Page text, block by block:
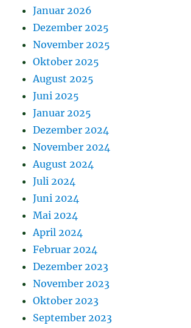
Januar 2026
Dezember 2025
November 2025
Oktober 2025
August 2025
Juni 2025
Januar 2025
Dezember 2024
November 2024
August 2024
Juli 2024
Juni 2024
Mai 2024
April 2024
Februar 2024
Dezember 2023
November 2023
Oktober 2023
September 2023